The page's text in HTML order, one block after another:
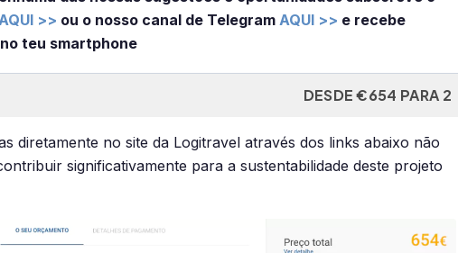
>> ou o nosso canal de Telegram AQUI >> e recebe
teu smartphone
DESDE €654 PARA 2
diretamente no site da Logitravel através dos links abaixo não
significativamente para a sustentabilidade deste projeto